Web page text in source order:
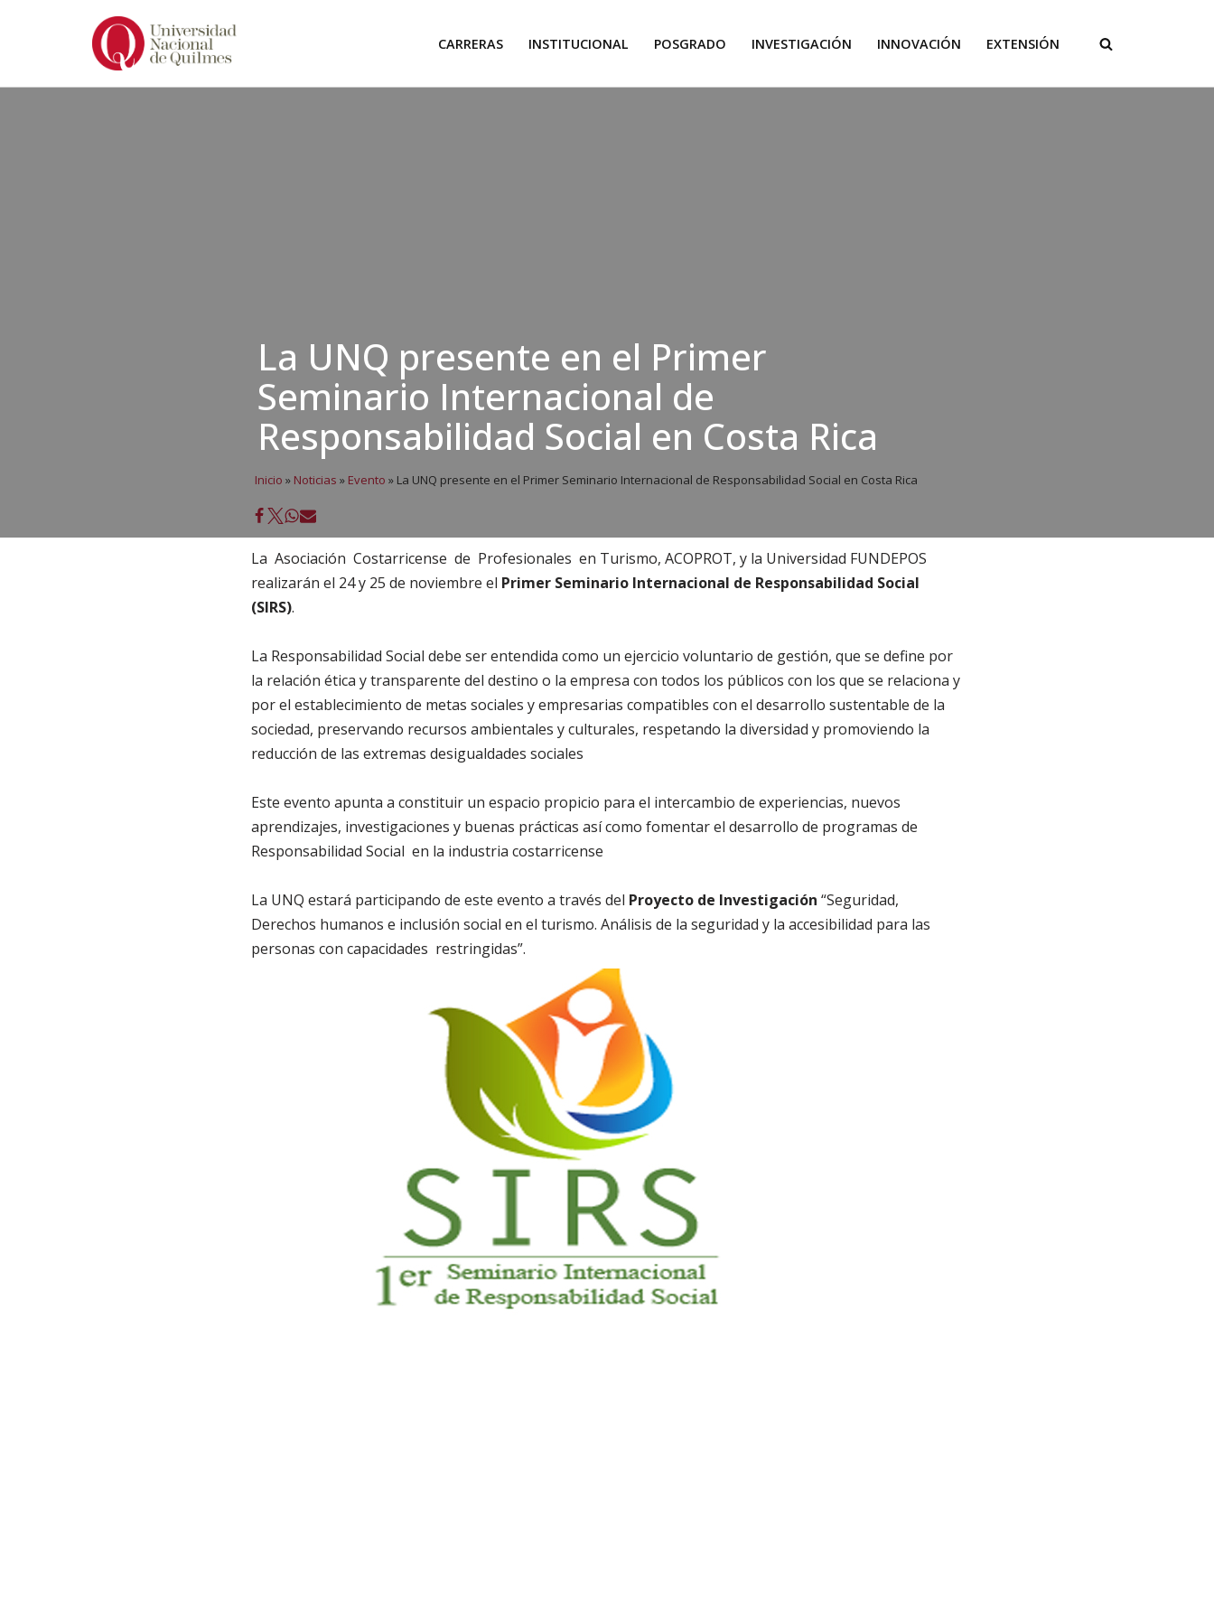
CARRERAS INSTITUCIONAL POSGRADO INVESTIGACIÓN INNOVACIÓN EXTENSIÓN
La UNQ presente en el Primer
Seminario Internacional de
Responsabilidad Social en Costa Rica
Inicio » Noticias » Evento » La UNQ presente en el Primer Seminario Internacional de Responsabilidad Social en Costa Rica
La Asociación Costarricense de Profesionales en Turismo, ACOPROT, y la Universidad FUNDEPOS
realizarán el 24 y 25 de noviembre el Primer Seminario Internacional de Responsabilidad Social
(SIRS).
La Responsabilidad Social debe ser entendida como un ejercicio voluntario de gestión, que se define por
la relación ética y transparente del destino o la empresa con todos los públicos con los que se relaciona y
por el establecimiento de metas sociales y empresarias compatibles con el desarrollo sustentable de la
sociedad, preservando recursos ambientales y culturales, respetando la diversidad y promoviendo la
reducción de las extremas desigualdades sociales
Este evento apunta a constituir un espacio propicio para el intercambio de experiencias, nuevos
aprendizajes, investigaciones y buenas prácticas así como fomentar el desarrollo de programas de
Responsabilidad Social en la industria costarricense
La UNQ estará participando de este evento a través del Proyecto de Investigación “Seguridad,
Derechos humanos e inclusión social en el turismo. Análisis de la seguridad y la accesibilidad para las
personas con capacidades restringidas”.